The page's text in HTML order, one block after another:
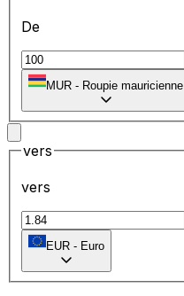
De
MUR - Roupie mauricienne
vers
vers
EUR - Euro